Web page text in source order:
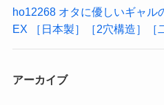
ho12268 オタに優しいギャル
EX ［日本製］［2穴構造］［
アーカイブ